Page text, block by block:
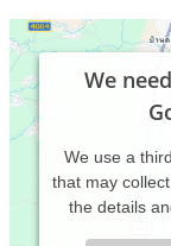
We
We use a
that may
the details